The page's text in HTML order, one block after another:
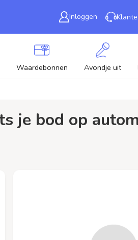
Inloggen
Waardebonnen Avondje uit